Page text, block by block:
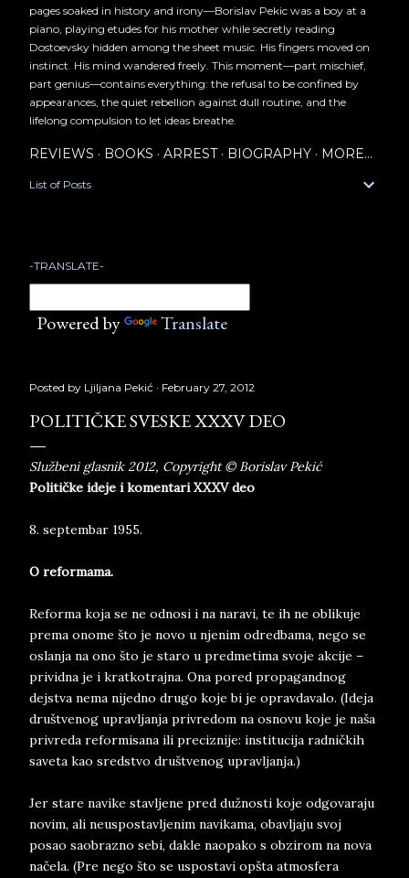
pages soaked in history and irony—Borislav Pekic was a boy at a
piano, playing etudes for his mother while secretly reading
Dostoevsky hidden among the sheet music. His fingers moved on
instinct. His mind wandered freely. This moment—part mischief,
part genius—contains everything: the refusal to be confined by
appearances, the quiet rebellion against dull routine, and the
lifelong compulsion to let ideas breathe.
REVIEWS BOOKS ARREST BIOGRAPHY MORE…
List of Posts
-TRANSLATE-
Powered by Translate
Posted by Ljiljana Pekić February 27, 2012
POLITIČKE SVESKE XXXV DEO
Službeni glasnik 2012, Copyright © Borislav Pekić
Političke ideje i komentari XXXV deo
8. septembar 1955.
O reformama.
Reforma koja se ne odnosi i na naravi, te ih ne oblikuje
prema onome što je novo u njenim odredbama, nego se
oslanja na ono što je staro u predmetima svoje akcije –
prividna je i kratkotrajna. Ona pored propagandnog
dejstva nema nijedno drugo koje bi je opravdavalo. (Ideja
društvenog upravljanja privredom na osnovu koje je naša
privreda reformisana ili preciznije: institucija radničkih
saveta kao sredstvo društvenog upravljanja.)
Jer stare navike stavljene pred dužnosti koje odgovaraju
novim, ali neuspostavljenim navikama, obavljaju svoj
posao saobrazno sebi, dakle naopako s obzirom na nova
načela. (Pre nego što se uspostavi opšta atmosfera